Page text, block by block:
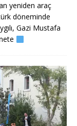
yeniden araç
döneminde
Gazi Mustafa